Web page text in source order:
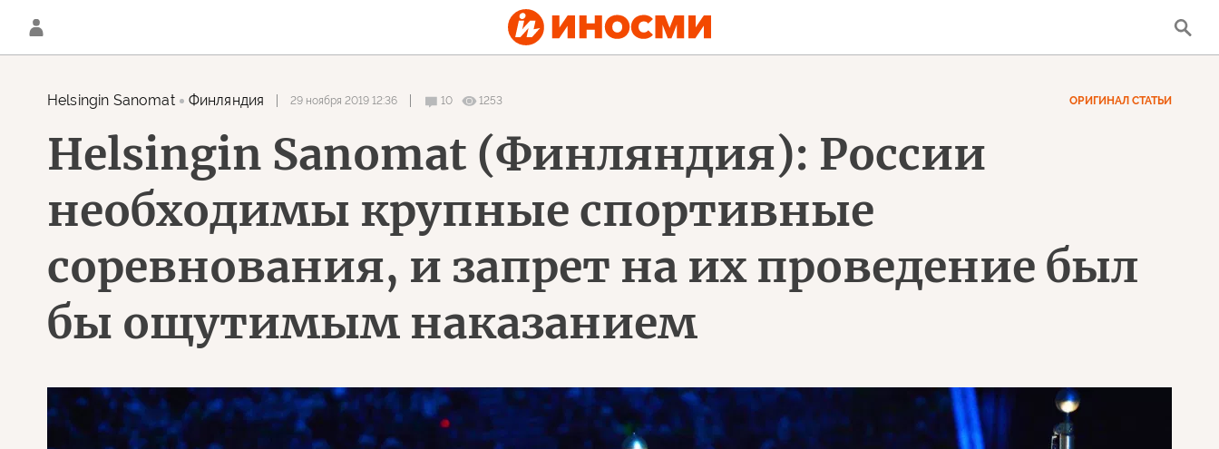
Helsingin Sanomat Финляндия 29 ноября 2019 12:36 10 1253 ОРИГИНАЛ СТАТЬИ
Helsingin Sanomat (Финляндия): России
необходимы крупные спортивные
соревнования, и запрет на их проведение был
бы ощутимым наказанием